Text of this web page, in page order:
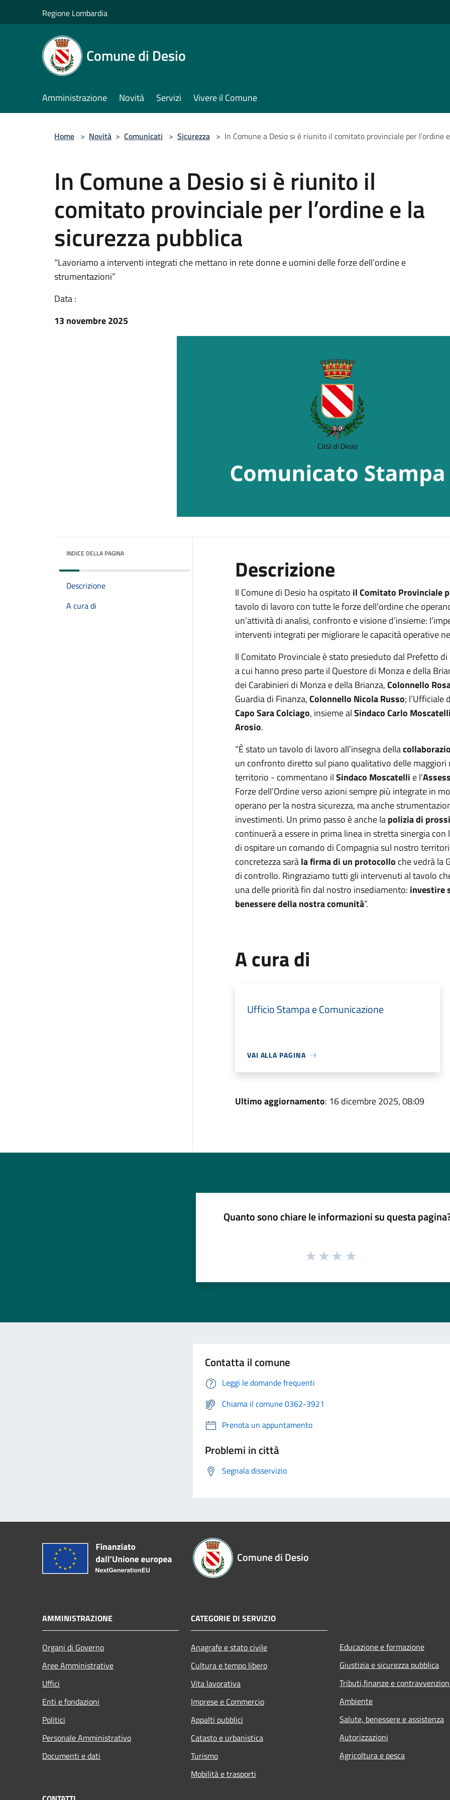
Regione Lombardia
Comune di Desio
Amministrazione Novità Servizi Vivere il Comune
Home > Novità > Comunicati > Sicurezza > In Comune a Desio si è riunito il comitato provinciale per l’ordine
In Comune a Desio si è riunito il
comitato provinciale per l’ordine e la
sicurezza pubblica
“Lavoriamo a interventi integrati che mettano in rete donne e uomini delle forze dell’ordine e
strumentazioni”
Data :
13 novembre 2025
INDICE DELLA PAGINA
Descrizione
A cura di
Descrizione
Il Comune di Desio ha ospitato il Comitato Provinciale
tavolo di lavoro con tutte le forze dell’ordine che
un’attività di analisi, confronto e visione d’insieme:
interventi integrati per migliorare le capacità operative
Il Comitato Provinciale è stato presieduto dal Prefetto
a cui hanno preso parte il Questore di Monza e della
dei Carabinieri di Monza e della Brianza,Colonnello
Guardia di Finanza,Colonnello Nicola Russo; l’Ufficiale
Capo Sara Colciago, insieme alSindaco Carlo
Arosio.
“È stato un tavolo di lavoro all’insegna della
un confronto diretto sul piano qualitativo delle
territorio - commentano ilSindaco Moscatelli e l’
Forze dell’Ordine verso azioni sempre più integrate in
operano per la nostra sicurezza, ma anche
investimenti. Un primo passo è anche lapolizia di
continuerà a essere in prima linea in stretta sinergia con
di ospitare un comando di Compagnia sul nostro
concretezza saràla firma di un protocollo che vedrà la
di controllo. Ringraziamo tutti gli intervenuti al tavolo
una delle priorità fin dal nostro insediamento: investire
benessere della nostra comunità”.
A cura di
Ufficio Stampa e Comunicazione
VAI ALLA PAGINA
Ultimo aggiornamento: 16 dicembre 2025, 08:09
Quanto sono chiare le informazioni su questa
Contatta il comune
Leggi le domande frequenti
Chiama il comune 0362-3921
Prenota un appuntamento
Problemi in città
Segnala disservizio
Comune di Desio
AMMINISTRAZIONE
Organi di Governo
Aree Amministrative
Uffici
Enti e fondazioni
Politici
Personale Amministrativo
Documenti e dati
CATEGORIE DI SERVIZIO
Anagrafe e stato civile
Cultura e tempo libero
Vita lavorativa
Imprese e Commercio
Appalti pubblici
Catasto e urbanistica
Turismo
Mobilità e trasporti
Educazione e formazione
Giustizia e sicurezza pubblica
Tributi,finanze e
Ambiente
Salute, benessere e assistenza
Autorizzazioni
Agricoltura e pesca